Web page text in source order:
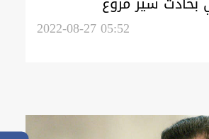
2022-08-27 05:52